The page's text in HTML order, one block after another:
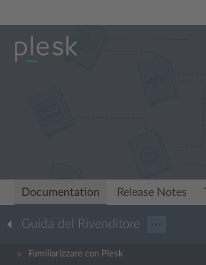
Documentation Release Notes
Guida del Rivenditore ···
Familiarizzare con Plesk